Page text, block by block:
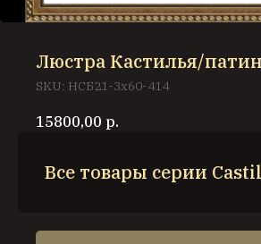
Люстра Кастилья/
SKU: НСБ21-3х60-414
15800,00 р.
Все товары серии